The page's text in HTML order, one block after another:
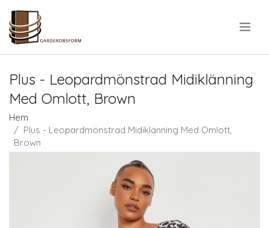
Plus - Leopardmönstrad Midiklänning
Med Omlott, Brown
Hem
Plus - Leopardmönstrad Midiklänning Med Omlott,
Brown